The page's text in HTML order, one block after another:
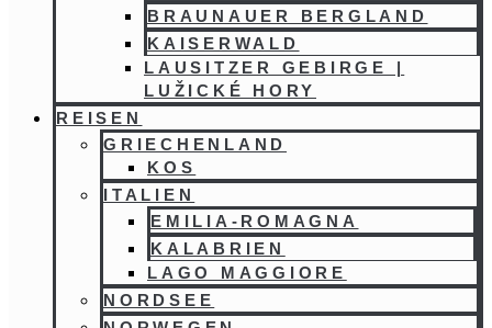
BRAUNAUER BERGLAND
KAISERWALD
LAUSITZER GEBIRGE |
LUŽICKÉ HORY
REISEN
GRIECHENLAND
KOS
ITALIEN
EMILIA-ROMAGNA
KALABRIEN
LAGO MAGGIORE
NORDSEE